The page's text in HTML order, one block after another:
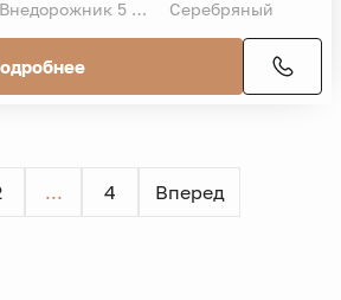
Внедорожник 5 дв. Серебряный
... 4 Вперед